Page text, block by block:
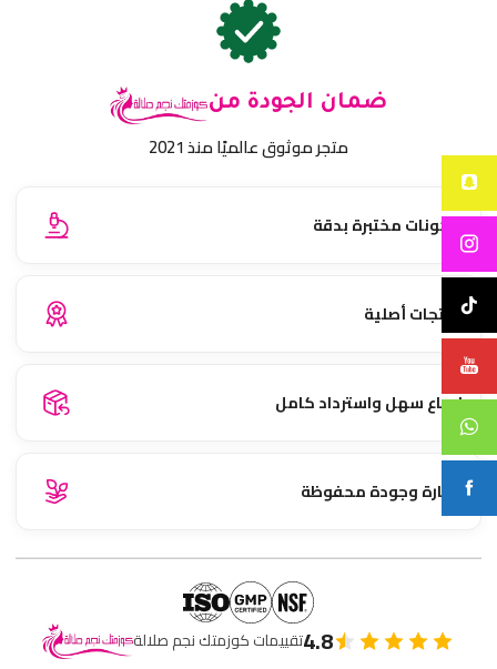
ضمان الجودة من
متجر موثوق عالميًا منذ 2021
مكونات مختبرة بدقة
منتجات أصلية
إرجاع سهل واسترداد كامل
نضارة وجودة محفوظة
4.8تقييمات كوزمتك نجم صلالة